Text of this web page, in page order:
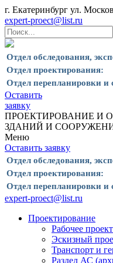
г. Екатеринбург ул.
expert-proect@list.ru
Отдел обследования,
Отдел проектирования:
Отдел перепланировки и
Оставить
заявку
ПРОЕКТИРОВАНИЕ И
ЗДАНИЙ И
Меню
Оставить заявку
Отдел обследования,
Отдел проектирования:
Отдел перепланировки и
expert-proect@list.ru
Проектирование
Рабочее
Эскизный
Транспорт и
Раздел АС